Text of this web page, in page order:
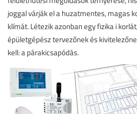
joggal várják el a huzatmentes, magas
klímát. Létezik azonban egy fizika i
épületgépész tervezőnek és
kell: a párakicsapódás.